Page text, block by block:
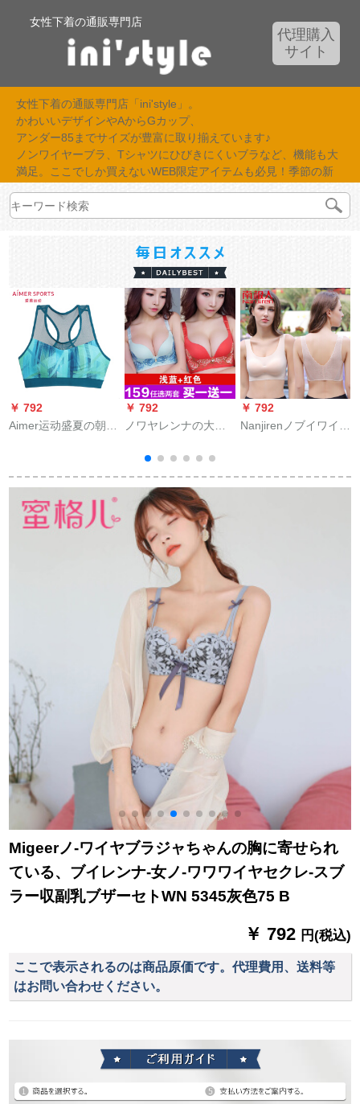
女性下着の通販専門店
代理購入
サイト
女性下着の通販専門店「ini'style」。
かわいいデザインやAからGカップ、
アンダー85までサイズが豊富に取り揃えています♪
ノンワイヤーブラ、Tシャツにひびきにくいブラなど、機能も大
満足。ここでしか買えないWEB限定アイテムも必見！季節の新
￥ 792
Aimer运动盛夏の朝の
防下専门一体ランニ
￥ 792
ノワヤレンナの大き
ジャに送る。胸のセ
クを寄せ付けます。
ブラバートは副乳を
厚くします。ブラの
垂れ防止ブザーセト
は薄い青い+赤い【2
セクト】36/80 A
￥ 792
Nanjirenノブイワイヤ
いブランニングベト
Migeerノ-ワイヤブラジャちゃんの胸に寄せられ
ている、ブイレンナ-女ノ-ワワワイヤセクレ-スブ
ラー収副乳ブザーセトWN 5345灰色75 B
￥ 792 円(税込)
ここで表示されるのは商品原価です。代理費用、送料等
はお問い合わせください。